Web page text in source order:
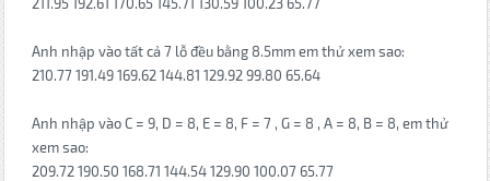
Anh nhập vào tất cả 7 lỗ đều bằng 8.5mm em thử xem sao:
210.77 191.49 169.62 144.81 129.92 99.80 65.64
Anh nhập vào C = 9, D = 8, E = 8, F = 7 , G = 8 , A = 8, B = 8, em thử
xem sao:
209.72 190.50 168.71 144.54 129.90 100.07 65.77